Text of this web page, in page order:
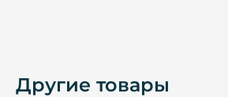
Другие товары